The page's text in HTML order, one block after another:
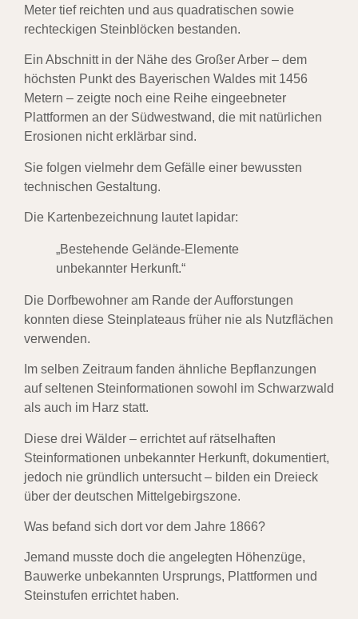
Meter tief reichten und aus quadratischen sowie
rechteckigen Steinblöcken bestanden.
Ein Abschnitt in der Nähe des Großer Arber – dem
höchsten Punkt des Bayerischen Waldes mit 1456
Metern – zeigte noch eine Reihe eingeebneter
Plattformen an der Südwestwand, die mit natürlichen
Erosionen nicht erklärbar sind.
Sie folgen vielmehr dem Gefälle einer bewussten
technischen Gestaltung.
Die Kartenbezeichnung lautet lapidar:
„Bestehende Gelände-Elemente
unbekannter Herkunft.“
Die Dorfbewohner am Rande der Aufforstungen
konnten diese Steinplateaus früher nie als Nutzflächen
verwenden.
Im selben Zeitraum fanden ähnliche Bepflanzungen
auf seltenen Steinformationen sowohl im Schwarzwald
als auch im Harz statt.
Diese drei Wälder – errichtet auf rätselhaften
Steinformationen unbekannter Herkunft, dokumentiert,
jedoch nie gründlich untersucht – bilden ein Dreieck
über der deutschen Mittelgebirgszone.
Was befand sich dort vor dem Jahre 1866?
Jemand musste doch die angelegten Höhenzüge,
Bauwerke unbekannten Ursprungs, Plattformen und
Steinstufen errichtet haben.